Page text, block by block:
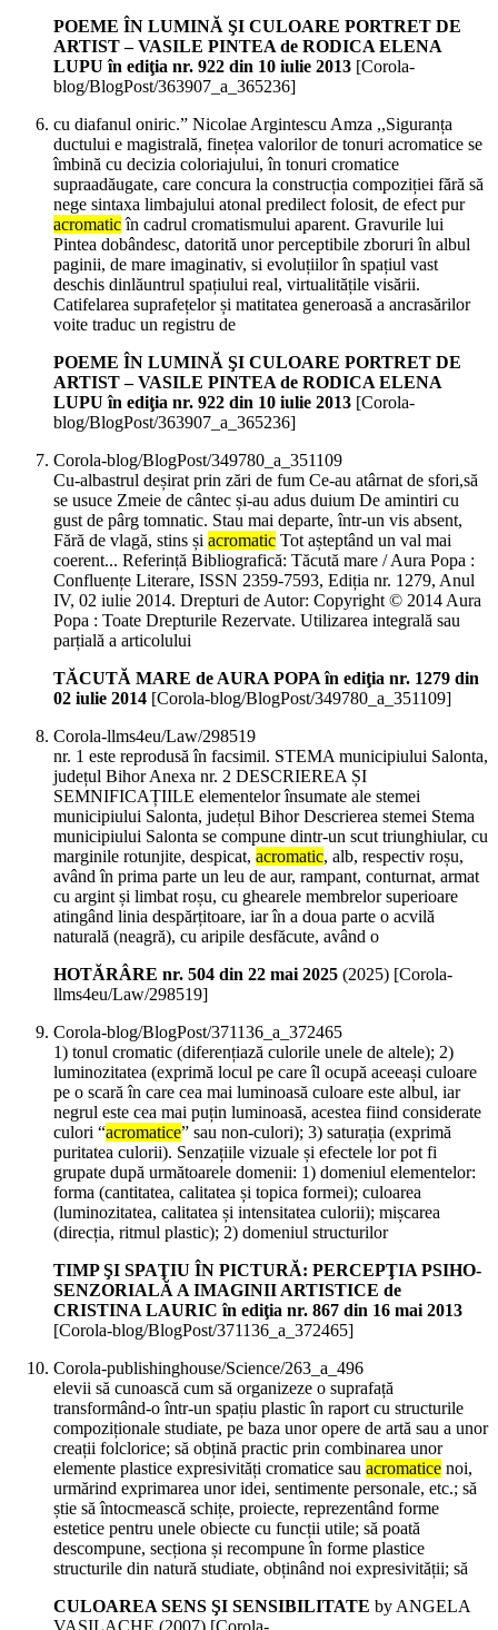
POEME ÎN LUMINĂ ŞI CULOARE PORTRET DE
ARTIST – VASILE PINTEA de RODICA ELENA
LUPU în ediţia nr. 922 din 10 iulie 2013 [Corola-
blog/BlogPost/363907_a_365236]
cu diafanul oniric.” Nicolae Argintescu Amza ,,Siguranța
ductului e magistrală, finețea valorilor de tonuri acromatice se
îmbină cu decizia coloriajului, în tonuri cromatice
supraadăugate, care concura la construcția compoziției fără să
nege sintaxa limbajului atonal predilect folosit, de efect pur
acromaticîn cadrul cromatismului aparent. Gravurile lui
Pintea dobândesc, datorită unor perceptibile zboruri în albul
paginii, de mare imaginativ, si evoluțiilor în spațiul vast
deschis dinlăuntrul spațiului real, virtualitățile visării.
Catifelarea suprafețelor și matitatea generoasă a ancrasărilor
voite traduc un registru de
POEME ÎN LUMINĂ ŞI CULOARE PORTRET DE
ARTIST – VASILE PINTEA de RODICA ELENA
LUPU în ediţia nr. 922 din 10 iulie 2013 [Corola-
blog/BlogPost/363907_a_365236]
Corola-blog/BlogPost/349780_a_351109
Cu-albastrul deșirat prin zări de fum Ce-au atârnat de sfori,să
se usuce Zmeie de cântec și-au adus duium De amintiri cu
gust de pârg tomnatic. Stau mai departe, într-un vis absent,
Fără de vlagă, stins și acromatic Tot așteptând un val mai
coerent... Referință Bibliografică: Tăcută mare / Aura Popa :
Confluențe Literare, ISSN 2359-7593, Ediția nr. 1279, Anul
IV, 02 iulie 2014. Drepturi de Autor: Copyright © 2014 Aura
Popa : Toate Drepturile Rezervate. Utilizarea integrală sau
parțială a articolului
TĂCUTĂ MARE de AURA POPA în ediţia nr. 1279 din
02 iulie 2014 [Corola-blog/BlogPost/349780_a_351109]
Corola-llms4eu/Law/298519
nr. 1 este reprodusă în facsimil. STEMA municipiului Salonta,
județul Bihor Anexa nr. 2 DESCRIEREA ȘI
SEMNIFICAȚIILE elementelor însumate ale stemei
municipiului Salonta, județul Bihor Descrierea stemei Stema
municipiului Salonta se compune dintr-un scut triunghiular, cu
marginile rotunjite, despicat, acromatic, alb, respectiv roșu,
având în prima parte un leu de aur, rampant, conturnat, armat
cu argint și limbat roșu, cu ghearele membrelor superioare
atingând linia despărțitoare, iar în a doua parte o acvilă
naturală (neagră), cu aripile desfăcute, având o
HOTĂRÂRE nr. 504 din 22 mai 2025 (2025) [Corola-
llms4eu/Law/298519]
Corola-blog/BlogPost/371136_a_372465
1) tonul cromatic (diferențiază culorile unele de altele); 2)
luminozitatea (exprimă locul pe care îl ocupă aceeași culoare
pe o scară în care cea mai luminoasă culoare este albul, iar
negrul este cea mai puțin luminoasă, acestea fiind considerate
culori “acromatice” sau non-culori); 3) saturația (exprimă
puritatea culorii). Senzațiile vizuale și efectele lor pot fi
grupate după următoarele domenii: 1) domeniul elementelor:
forma (cantitatea, calitatea și topica formei); culoarea
(luminozitatea, calitatea și intensitatea culorii); mișcarea
(direcția, ritmul plastic); 2) domeniul structurilor
TIMP ŞI SPAŢIU ÎN PICTURĂ: PERCEPŢIA PSIHO-
SENZORIALĂ A IMAGINII ARTISTICE de
CRISTINA LAURIC în ediţia nr. 867 din 16 mai 2013
[Corola-blog/BlogPost/371136_a_372465]
Corola-publishinghouse/Science/263_a_496
elevii să cunoască cum să organizeze o suprafață
transformând-o într-un spațiu plastic în raport cu structurile
compoziționale studiate, pe baza unor opere de artă sau a unor
creații folclorice; să obțină practic prin combinarea unor
elemente plastice expresivități cromatice sau acromatice noi,
urmărind exprimarea unor idei, sentimente personale, etc.; să
știe să întocmească schițe, proiecte, reprezentând forme
estetice pentru unele obiecte cu funcții utile; să poată
descompune, secționa și recompune în forme plastice
structurile din natură studiate, obținând noi expresivității; să
CULOAREA SENS ŞI SENSIBILITATE by ANGELA